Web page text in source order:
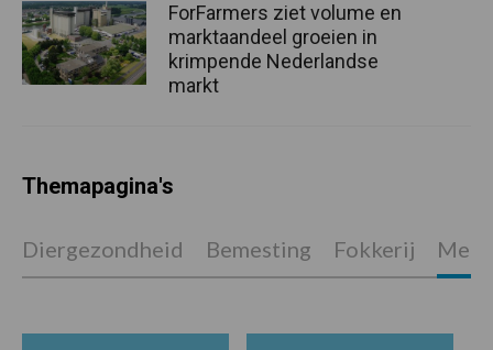
ForFarmers ziet volume en
marktaandeel groeien in
krimpende Nederlandse
markt
Themapagina's
Diergezondheid Bemesting Fokkerij